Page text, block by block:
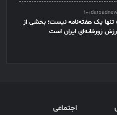
یک هفته‌نامه نیست؛ بخشی از
زورخانه‌ای ایران است
اجتماعی